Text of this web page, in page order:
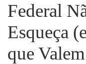
Federal
Esqueça
que